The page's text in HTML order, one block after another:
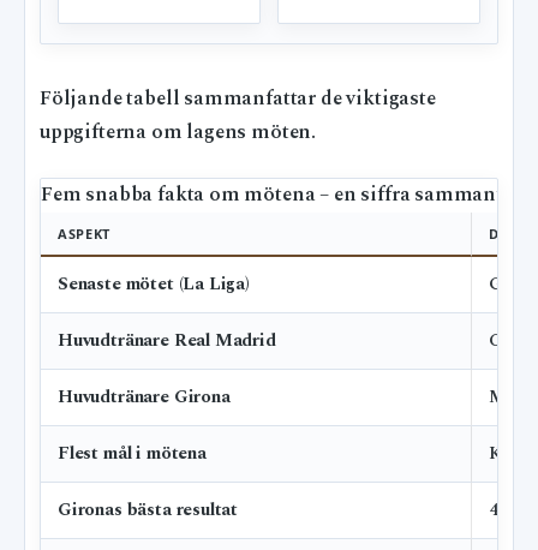
Följande tabell sammanfattar de viktigaste
uppgifterna om lagens möten.
Fem snabba fakta om mötena – en siffra
ASPEKT DETALJ
Senaste mötet (La Liga)
Huvudtränare Real Madrid
Huvudtränare Girona
Flest mål i mötena
Gironas bästa resultat 4-2